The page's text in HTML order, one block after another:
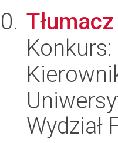
Konkurs:
Wydział